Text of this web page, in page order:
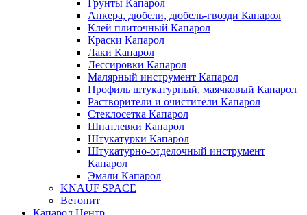
Грунты Капарол
Анкера, дюбели, дюбель-гвозди Капарол
Клей плиточный Капарол
Краски Капарол
Лаки Капарол
Лессировки Капарол
Малярный инструмент Капарол
Профиль штукатурный, маячковый Капарол
Растворители и очистители Капарол
Cтеклосетка Капарол
Шпатлевки Капарол
Штукатурки Капарол
Штукатурно-отделочный инструмент
Капарол
Эмали Капарол
KNAUF SPACE
Ветонит
Капарол Центр